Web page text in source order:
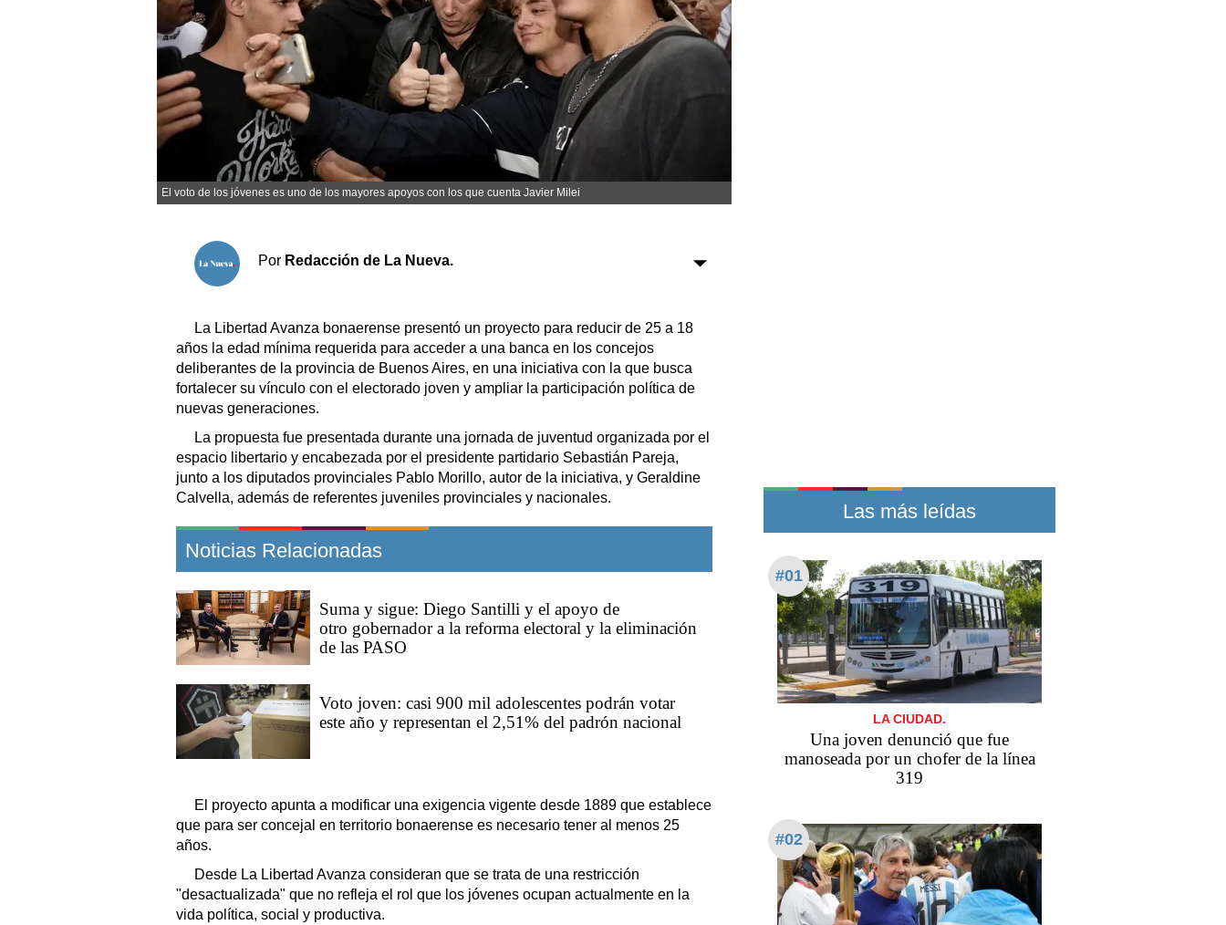
Sociedad y tiempo libre
Sociedad
Tecnología
Turismo
Salud
Es viral
El tiempo
Fúnebres
Clasificados
Suplementos
Servicios
Farmacias
Loterías
Datos Útiles
Fúnebres
Edictos
El voto de los jóvenes es uno de los mayores apoyos con los que cuenta Javier Milei
Por Redacción de La Nueva.
La Libertad Avanza bonaerense presentó un proyecto para reducir de 25 a 18
años la edad mínima requerida para acceder a una banca en los concejos
deliberantes de la provincia de Buenos Aires, en una iniciativa con la que busca
fortalecer su vínculo con el electorado joven y ampliar la participación política de
nuevas generaciones.
La propuesta fue presentada durante una jornada de juventud organizada por el
espacio libertario y encabezada por el presidente partidario Sebastián Pareja,
junto a los diputados provinciales Pablo Morillo, autor de la iniciativa, y Geraldine
Calvella, además de referentes juveniles provinciales y nacionales.
Noticias Relacionadas
Suma y sigue: Diego Santilli y el apoyo de
otro gobernador a la reforma electoral y la eliminación
de las PASO
Voto joven: casi 900 mil adolescentes podrán votar
este año y representan el 2,51% del padrón nacional
El proyecto apunta a modificar una exigencia vigente desde 1889 que establece
que para ser concejal en territorio bonaerense es necesario tener al menos 25
años.
Desde La Libertad Avanza consideran que se trata de una restricción
"desactualizada" que no refleja el rol que los jóvenes ocupan actualmente en la
vida política, social y productiva.
Las más leídas
#01
LA CIUDAD.
Una joven denunció que fue
manoseada por un chofer de la línea
319
#02